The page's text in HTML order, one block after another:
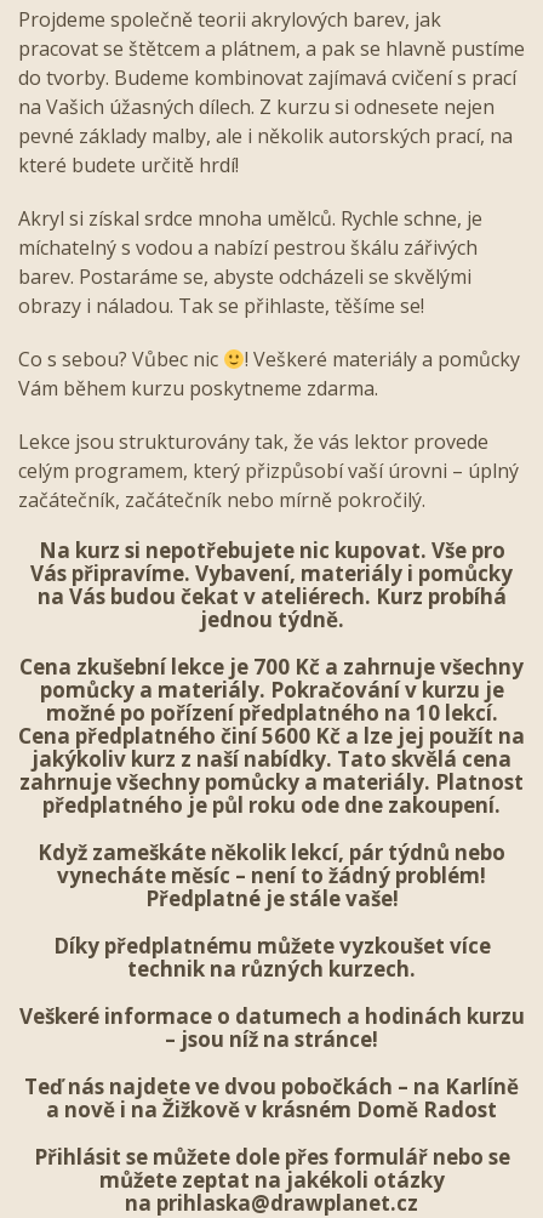
Projdeme společně teorii akrylových barev, jak
pracovat se štětcem a plátnem, a pak se hlavně pustíme
do tvorby. Budeme kombinovat zajímavá cvičení s prací
na Vašich úžasných dílech. Z kurzu si odnesete nejen
pevné základy malby, ale i několik autorských prací, na
které budete určitě hrdí!
Akryl si získal srdce mnoha umělců. Rychle schne, je
míchatelný s vodou a nabízí pestrou škálu zářivých
barev. Postaráme se, abyste odcházeli se skvělými
obrazy i náladou. Tak se přihlaste, těšíme se!
Co s sebou? Vůbec nic
! Veškeré materiály a pomůcky
Vám během kurzu poskytneme zdarma.
Lekce jsou strukturovány tak, že vás lektor provede
celým programem, který přizpůsobí vaší úrovni – úplný
začátečník, začátečník nebo mírně pokročilý.
Na kurz si nepotřebujete nic kupovat. Vše pro
Vás připravíme. Vybavení, materiály i pomůcky
na Vás budou čekat v ateliérech. Kurz probíhá
jednou týdně.
Cena zkušební lekce je 700 Kč a zahrnuje všechny
pomůcky a materiály. Pokračování v kurzu je
možné po pořízení předplatného na 10 lekcí.
Cena předplatného činí 5600 Kč a lze jej použít na
jakýkoliv kurz z naší nabídky. Tato skvělá cena
zahrnuje všechny pomůcky a materiály. Platnost
předplatného je půl roku ode dne zakoupení.
Když zameškáte několik lekcí, pár týdnů nebo
vynecháte měsíc – není to žádný problém!
Předplatné je stále vaše!
Díky předplatnému můžete vyzkoušet více
technik na různých kurzech.
Veškeré informace o datumech a hodinách kurzu
– jsou níž na stránce!
Teď nás najdete ve dvou pobočkách – na Karlíně
a nově i na Žižkově v krásném Domě Radost
Přihlásit semůžete dole přes formulář nebo se
můžete zeptat na jakékoli otázky
na prihlaska@drawplanet.cz